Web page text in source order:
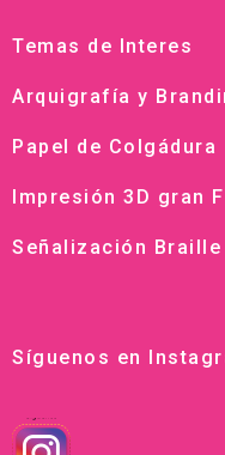
Temas de Interes
Arquigrafía y
Papel de Colgádura
Impresión 3D gran
Señalización Braille
Síguenos en